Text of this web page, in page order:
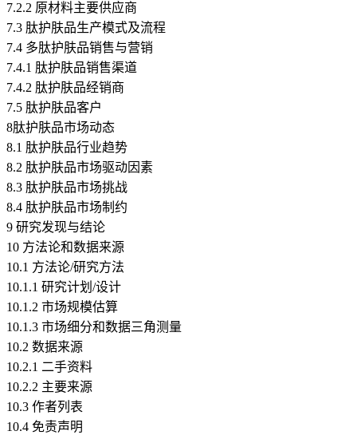
7.2.2 原材料主要供应商
7.3 肽护肤品生产模式及流程
7.4 多肽护肤品销售与营销
7.4.1 肽护肤品销售渠道
7.4.2 肽护肤品经销商
7.5 肽护肤品客户
8肽护肤品市场动态
8.1 肽护肤品行业趋势
8.2 肽护肤品市场驱动因素
8.3 肽护肤品市场挑战
8.4 肽护肤品市场制约
9 研究发现与结论
10 方法论和数据来源
10.1 方法论/研究方法
10.1.1 研究计划/设计
10.1.2 市场规模估算
10.1.3 市场细分和数据三角测量
10.2 数据来源
10.2.1 二手资料
10.2.2 主要来源
10.3 作者列表
10.4 免责声明